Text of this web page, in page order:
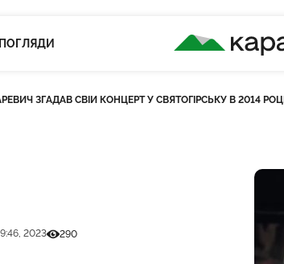
ПОГЛЯДИ
КАРАЧУН
ЗГАДАВ СВІЙ КОНЦЕРТ У СВЯТОГІРСЬКУ В 2014 РОЦІ
2023Кількість переглядів
290